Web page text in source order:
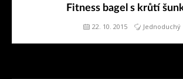
Fitness bagel s krůtí
22. 10. 2015 Jednoduchý